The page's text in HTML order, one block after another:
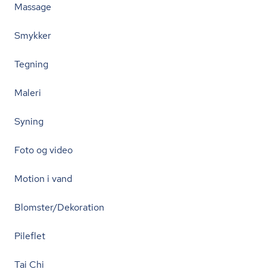
Massage
Smykker
Tegning
Maleri
Syning
Foto og video
Motion i vand
Blomster/Dekoration
Pileflet
Tai Chi